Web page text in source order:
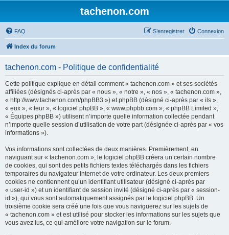
tachenon.com
FAQ Connexion
S’enregistrer
Index du forum
tachenon.com - Politique de confidentialité
Cette politique explique en détail comment « tachenon.com » et ses sociétés
affiliées (désignés ci-après par « nous », « notre », « nos », « tachenon.com »,
« http://www.tachenon.com/phpBB3 ») et phpBB (désigné ci-après par « ils »,
« eux », « leur », « logiciel phpBB », « www.phpbb.com », « phpBB Limited »,
« Équipes phpBB ») utilisent n’importe quelle information collectée pendant
n’importe quelle session d’utilisation de votre part (désignée ci-après par « vos
informations »).
Vos informations sont collectées de deux manières. Premièrement, en
naviguant sur « tachenon.com », le logiciel phpBB créera un certain nombre
de cookies, qui sont des petits fichiers textes téléchargés dans les fichiers
temporaires du navigateur Internet de votre ordinateur. Les deux premiers
cookies ne contiennent qu’un identifiant utilisateur (désigné ci-après par
« user-id ») et un identifiant de session invité (désigné ci-après par « session-
id »), qui vous sont automatiquement assignés par le logiciel phpBB. Un
troisième cookie sera créé une fois que vous naviguerez sur les sujets de
« tachenon.com » et est utilisé pour stocker les informations sur les sujets que
vous avez lus, ce qui améliore votre navigation sur le forum.